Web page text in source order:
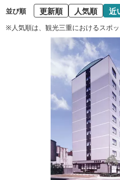
並び順 更新順 人気順 近
※人気順は、観光三重におけるスポ